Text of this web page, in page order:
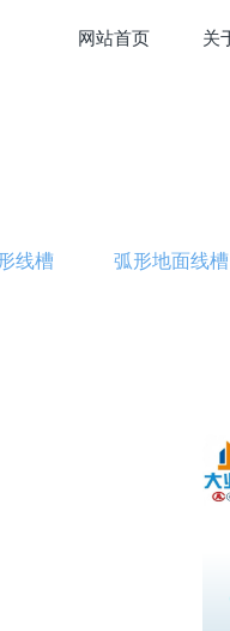
网站首页 关
线槽 弧形地面线槽